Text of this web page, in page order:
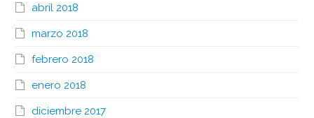
abril 2018
marzo 2018
febrero 2018
enero 2018
diciembre 2017